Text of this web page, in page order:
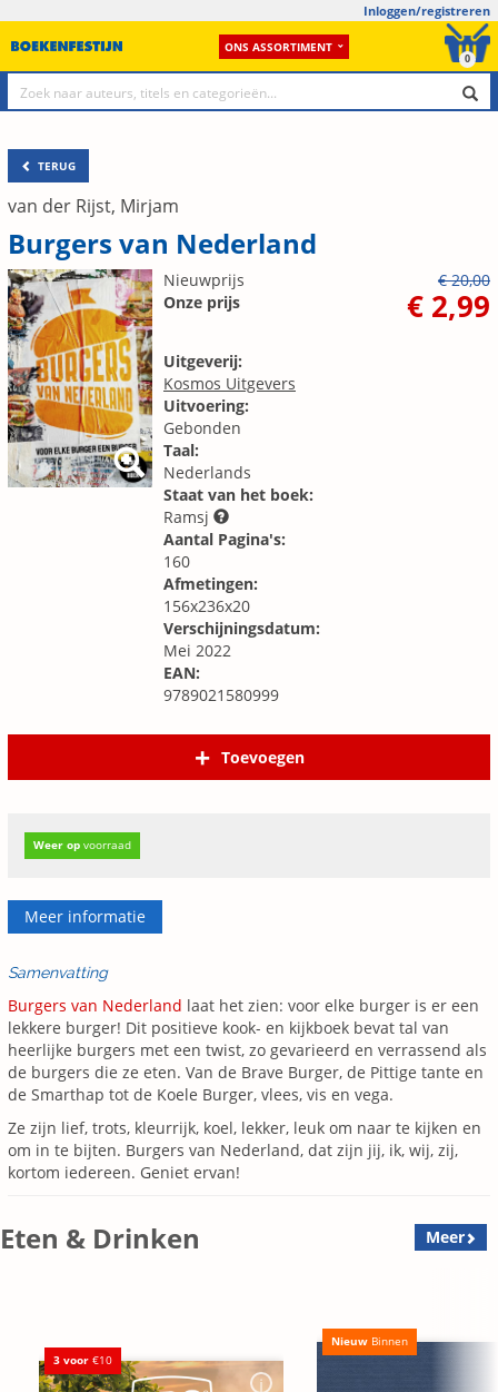
Inloggen/registreren
ONS ASSORTIMENT
0
TERUG
van der Rijst, Mirjam
Burgers van Nederland
Nieuwprijs
€ 20,00
Onze prijs
€ 2,99
Uitgeverij:
Kosmos Uitgevers
Uitvoering:
Gebonden
Taal:
Nederlands
Staat van het boek:
Ramsj
Aantal Pagina's:
160
Afmetingen:
156x236x20
Verschijningsdatum:
Mei 2022
EAN:
9789021580999
Toevoegen
Weer op voorraad
Meer informatie
Samenvatting
Burgers van Nederland laat het zien: voor elke burger is er een
lekkere burger! Dit positieve kook- en kijkboek bevat tal van
heerlijke burgers met een twist, zo gevarieerd en verrassend als
de burgers die ze eten. Van de Brave Burger, de Pittige tante en
de Smarthap tot de Koele Burger, vlees, vis en vega.
Ze zijn lief, trots, kleurrijk, koel, lekker, leuk om naar te kijken en
om in te bijten. Burgers van Nederland, dat zijn jij, ik, wij, zij,
kortom iedereen. Geniet ervan!
Eten & Drinken Meer
3 voor €10
Nieuw Binnen